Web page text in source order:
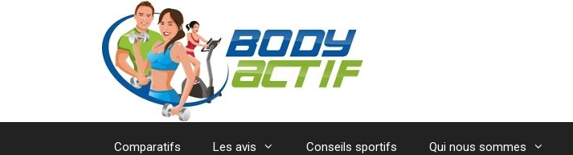
Comparatifs Les avis Conseils sportifs Qui nous sommes